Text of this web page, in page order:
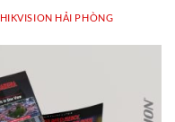
HIKVISION HẢI PHÒNG